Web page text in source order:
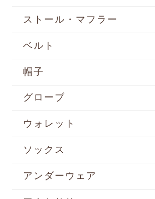
ストール・マフラー
ベルト
帽子
グローブ
ウォレット
ソックス
アンダーウェア